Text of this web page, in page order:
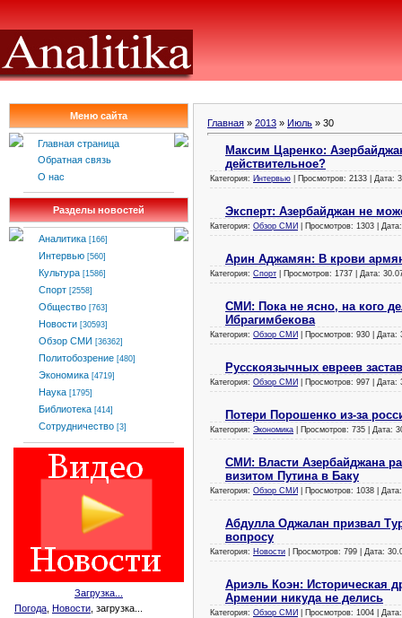
Меню сайта
Главная страница
Обратная связь
О нас
Разделы новостей
Аналитика [166]
Интервью [560]
Культура [1586]
Спорт [2558]
Общество [763]
Новости [30593]
Обзор СМИ [36362]
Политобозрение [480]
Экономика [4719]
Наука [1795]
Библиотека [414]
Сотрудничество [3]
Загрузка...
Погода Новости , загрузка...
Главная » 2013 » Июль » 30
Максим Царенко:
действительное?
Категория: Интервью | Просмотров: 2133 | Дата:
Эксперт: Азербайджан не
Категория: Обзор СМИ | Просмотров: 1303 |
Арин Аджамян: В крови
Категория: Спорт | Просмотров: 1737 | Дата:
СМИ: Пока не ясно, на кого
Ибрагимбекова
Категория: Обзор СМИ | Просмотров: 930 | Дата:
Русскоязычных евреев
Категория: Обзор СМИ | Просмотров: 997 | Дата:
Потери Порошенко из-за
Категория: Экономика | Просмотров: 735 | Дата:
СМИ: Власти Азербайджана
визитом Путина в Баку
Категория: Обзор СМИ | Просмотров: 1038 |
Абдулла Оджалан призвал
вопросу
Категория: Новости | Просмотров: 799 | Дата:
Ариэль Коэн: Историческая
Армении никуда не делись
Категория: Обзор СМИ | Просмотров: 1004 |